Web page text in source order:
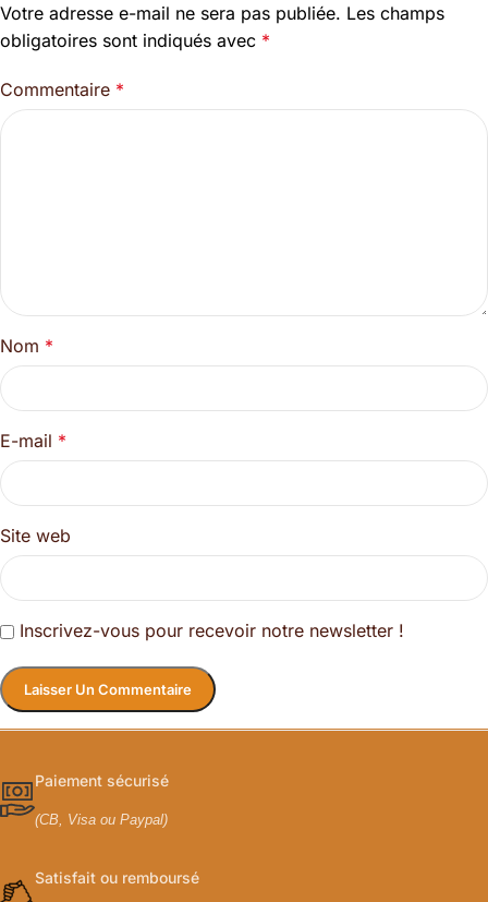
Votre adresse e-mail ne sera pas publiée. Les champs
obligatoires sont indiqués avec *
Commentaire *
Nom *
E-mail *
Site web
Inscrivez-vous pour recevoir notre newsletter !
Paiement sécurisé
(CB, Visa ou Paypal)
Satisfait ou remboursé